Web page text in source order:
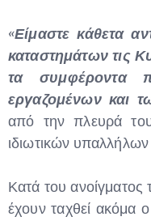
«Είμαστε κάθετα
καταστημάτων τις
τα συμφέροντα
εργαζομένων και
από την πλευρά
ιδιωτικών
Κατά του ανοίγματος
έχουν ταχθεί ακόμα